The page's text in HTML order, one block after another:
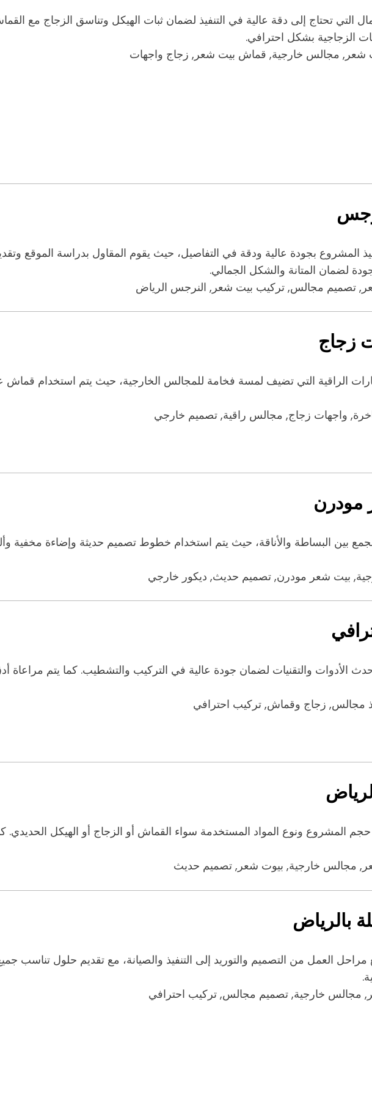
تحتاج إلى دقة عالية في التنفيذ لضمان ثبات الهيكل وتناسق الزجاج مع
الزجاجية بشكل احترافي.
مجالس خارجية, قماش بيت شعر, زجاج واجهات
بجودة عالية ودقة في التفاصيل، حيث يقوم المقاول بدراسة الموقع
لضمان المتانة والشكل الجمالي.
تصميم مجالس, تركيب بيت شعر, النرجس الرياض
زجاج
الراقية التي تضيف لمسة فخامة للمجالس الخارجية، حيث يتم استخدام قماش
واجهات زجاج, مجالس راقية, تصميم خارجي
مودرن
بين البساطة والأناقة، حيث يتم استخدام خطوط تصميم حديثة وإضاءة مخفية
بيت شعر مودرن, تصميم حديث, ديكور خارجي
الأدوات والتقنيات لضمان جودة عالية في التركيب والتشطيب. كما يتم مراعاة
مجالس, زجاج وقماش, تركيب احترافي
ونوع المواد المستخدمة سواء القماش أو الزجاج أو الهيكل الحديدي.
مجالس خارجية, بيوت شعر, تصميم حديث
بالرياض
العمل من التصميم والتوريد إلى التنفيذ والصيانة، مع تقديم حلول تناسب جميع
مجالس خارجية, تصميم مجالس, تركيب احترافي